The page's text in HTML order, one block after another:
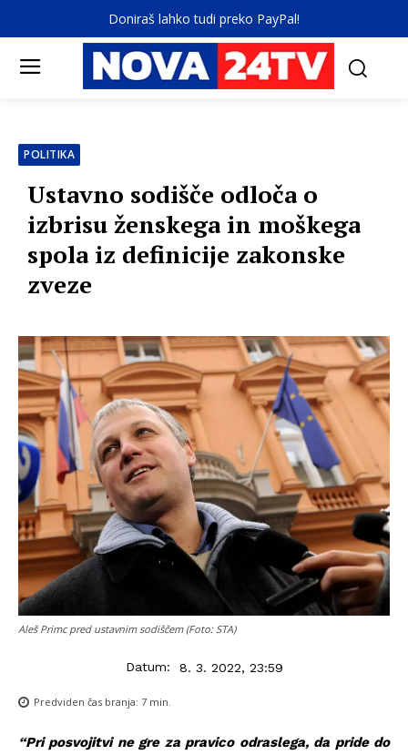
Doniraš lahko tudi preko PayPal!
POLITIKA
Ustavno sodišče odloča o
izbrisu ženskega in moškega
spola iz definicije zakonske
zveze
Aleš Primc pred ustavnim sodiščem (Foto: STA)
Datum: 8. 3. 2022, 23:59
Predviden čas branja: 7 min.
“Pri posvojitvi ne gre za pravico odraslega, da pride do